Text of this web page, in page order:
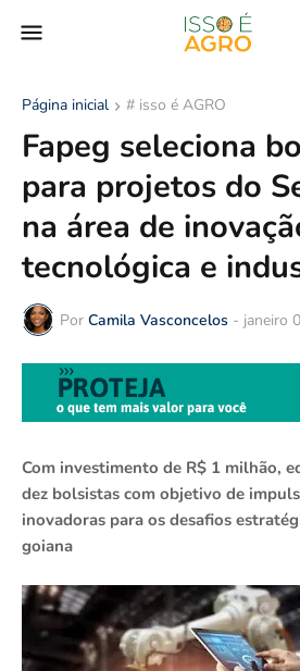
Página inicial # isso é AGRO
Fapeg seleciona
para projetos do
na área de
tecnológica e
Por Camila Vasconcelos - janeiro
Com investimento de R$ 1 milhão,
dez bolsistas com objetivo de
inovadoras para os desafios
goiana